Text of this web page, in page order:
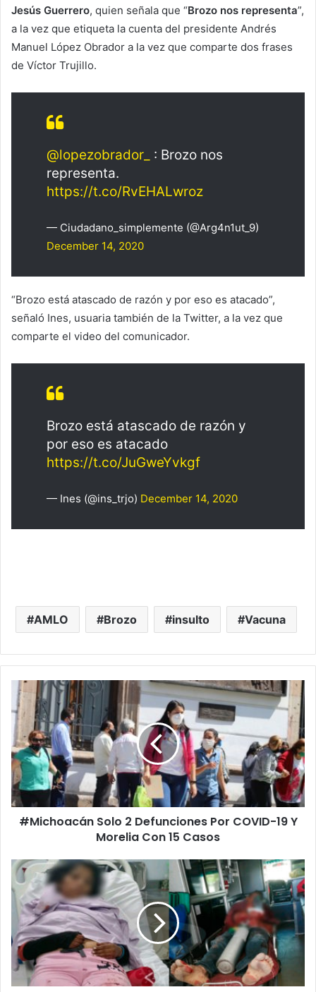
Jesús Guerrero, quien señala que “Brozo nos representa”,
a la vez que etiqueta la cuenta del presidente Andrés
Manuel López Obrador a la vez que comparte dos frases
de Víctor Trujillo.
@lopezobrador_
: Brozo nos
representa.
https://t.co/RvEHALwroz
— Ciudadano_simplemente (@Arg4n1ut_9)
December 14, 2020
“Brozo está atascado de razón y por eso es atacado”,
señaló Ines, usuaria también de la Twitter, a la vez que
comparte el video del comunicador.
Brozo está atascado de razón y
por eso es atacado
https://t.co/JuGweYvkgf
— Ines (@ins_trjo) December 14, 2020
AMLO Brozo insulto Vacuna
#Michoacán
Solo
2
Defunciones
Por
COVID-
19
Y
Morelia
Con
#Michoacán Solo 2 Defunciones Por COVID-19 Y
Morelia Con 15 Casos
#Michoacán
Hombre
Mata
Su
Sobrino;
Su
Esposa
Le